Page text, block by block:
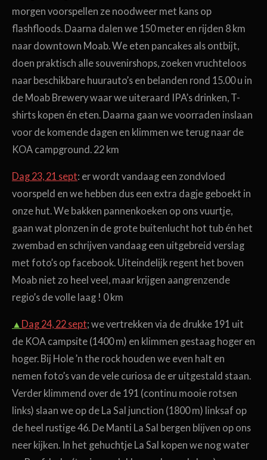
morgen voorspellen ze noodweer met kans op
flashfloods. Daarna dalen we 150 meter en rijden 8 km
naar downtown Moab. We eten pancakes als ontbijt,
doen praktisch alle souvenirshops, zoeken vruchteloos
naar beschikbare huurauto’s en belanden rond 15.00 u in
de Moab Brewery waar we uiteraard IPA’s drinken, T-
shirts kopen én eten. Daarna gaan we voorraden inslaan
voor de komende dagen en klimmen we terug naar de
KOA campground. 22 km
Dag 23, 21 sept: er wordt vandaag een zondvloed
voorspeld en we hebben dus een extra dagje geboekt in
onze hut. We bakken pannenkoeken op ons vuurtje,
gaan wat plonzen in de grote buitenlucht hot tub én het
zwembad en schrijven vandaag een uitgebreid verslag
met foto’s opfacebook. Uiteindelijk regent het boven
Moab niet zo heel veel, maar krijgen aangrenzende
regio’s de volle laag ! 0 km
▲ Dag 24, 22 sept; we vertrekken via de drukke 191 uit
de KOA campsite (1400 m) en klimmen gestaag hoger en
hoger. Bij Hole ’n the rock houden we even halt en
nemen foto’s van de vele curiosa de er uitgestald staan.
Verder klimmend over de 191 (continu mooie rotsen
links) slaan we op de La Sal junction (1800 m) linksaf op
de heel rustige 46. De Manti La Sal bergen blijven op ons
neer kijken. In het gehuchtje La Sal kopen we nog water